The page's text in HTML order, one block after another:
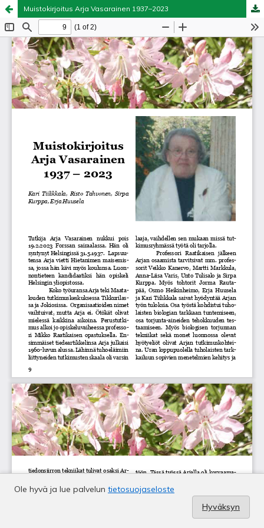
Muistokirjoitus Arja Vasarainen 1937–2023
Ole hyvä ja lue palvelun tietosuojaseloste
Hyväksyn
Palvelua ylläpitääTieteellisten seurain valtuuskunta.